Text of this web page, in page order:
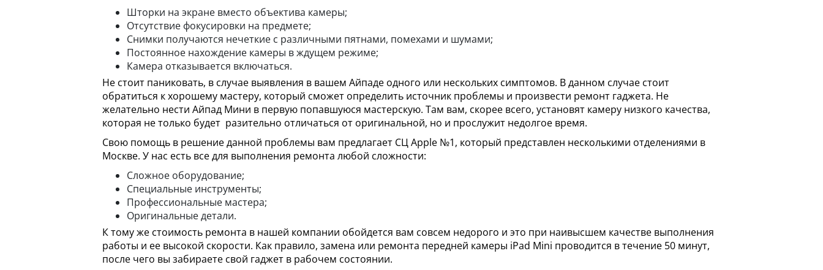
Шторки на экране вместо объектива камеры;
Отсутствие фокусировки на предмете;
Снимки получаются нечеткие с различными пятнами, помехами и шумами;
Постоянное нахождение камеры в ждущем режиме;
Камера отказывается включаться.
Не стоит паниковать, в случае выявления в вашем Айпаде одного или нескольких симптомов. В данном случае стоит
обратиться к хорошему мастеру, который сможет определить источник проблемы и произвести ремонт гаджета. Не
желательно нести Айпад Мини в первую попавшуюся мастерскую. Там вам, скорее всего, установят камеру низкого качества,
которая не только будет разительно отличаться от оригинальной, но и прослужит недолгое время.
Свою помощь в решение данной проблемы вам предлагает СЦ Apple №1, который представлен несколькими отделениями в
Москве. У нас есть все для выполнения ремонта любой сложности:
Сложное оборудование;
Специальные инструменты;
Профессиональные мастера;
Оригинальные детали.
К тому же стоимость ремонта в нашей компании обойдется вам совсем недорого и это при наивысшем качестве выполнения
работы и ее высокой скорости. Как правило, замена или ремонта передней камеры iPad Mini проводится в течение 50 минут,
после чего вы забираете свой гаджет в рабочем состоянии.